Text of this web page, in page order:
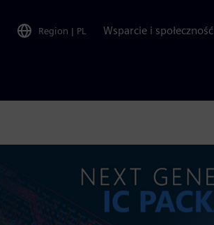
Region | PL Wsparcie i społeczność